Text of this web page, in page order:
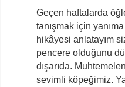
Geçen haftalarda
tanışmak için
hikâyesi anlatayım
pencere olduğunu
dışarıda.
sevimli köpeğimiz.